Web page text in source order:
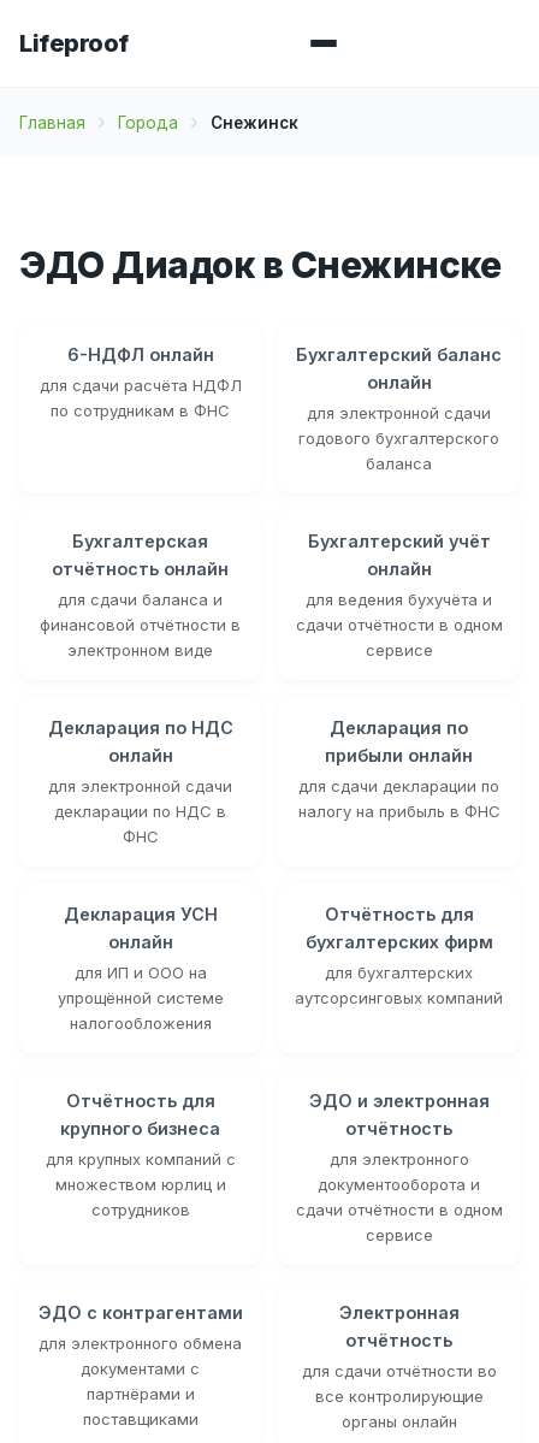
Lifeproof
Главная Города Снежинск
ЭДО Диадок в Снежинске
6-НДФЛ онлайн
для сдачи расчёта НДФЛ
по сотрудникам в ФНС
Бухгалтерский баланс
онлайн
для электронной сдачи
годового бухгалтерского
баланса
Бухгалтерская
отчётность онлайн
для сдачи баланса и
финансовой отчётности в
электронном виде
Бухгалтерский учёт
онлайн
для ведения бухучёта и
сдачи отчётности в одном
сервисе
Декларация по НДС
онлайн
для электронной сдачи
декларации по НДС в
ФНС
Декларация по
прибыли онлайн
для сдачи декларации по
налогу на прибыль в ФНС
Декларация УСН
онлайн
для ИП и ООО на
упрощённой системе
налогообложения
Отчётность для
бухгалтерских фирм
для бухгалтерских
аутсорсинговых компаний
Отчётность для
крупного бизнеса
для крупных компаний с
множеством юрлиц и
сотрудников
ЭДО и электронная
отчётность
для электронного
документооборота и
сдачи отчётности в одном
сервисе
ЭДО с контрагентами
для электронного обмена
документами с
партнёрами и
поставщиками
Электронная
отчётность
для сдачи отчётности во
все контролирующие
органы онлайн